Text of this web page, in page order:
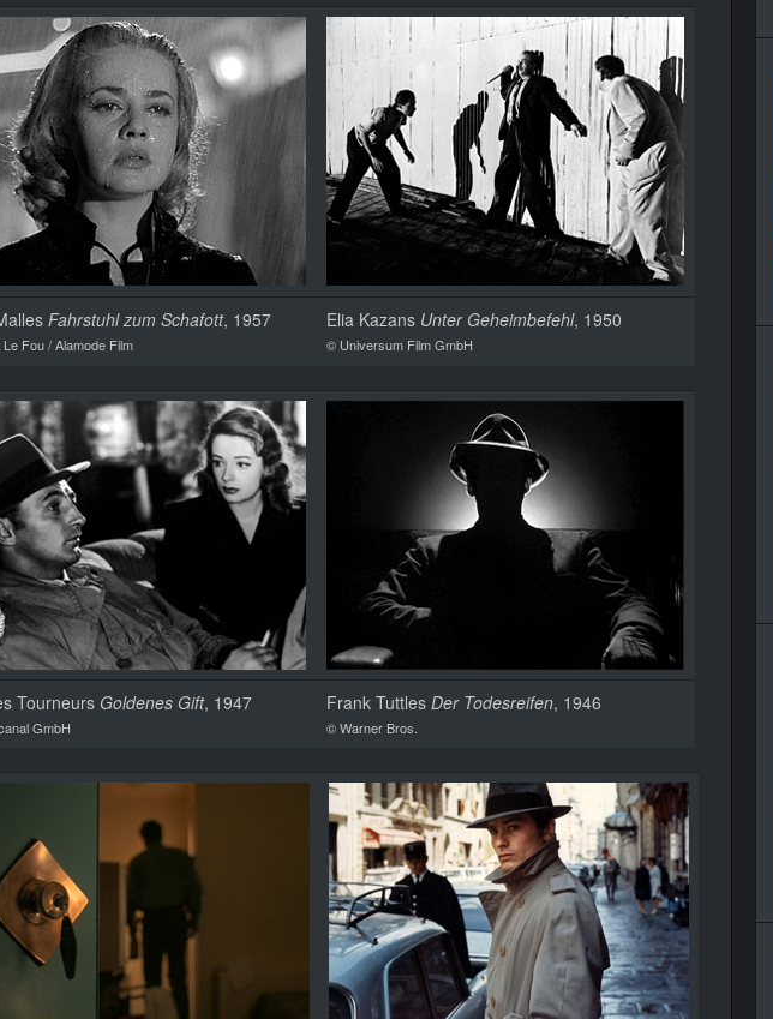
Fahrstuhl zum Schafott, 1957
Fou / Alamode Film
Elia Kazans Unter Geheimbefehl, 1950
© Universum Film GmbH
Tourneurs Goldenes Gift, 1947
GmbH
Frank Tuttles Der Todesreifen, 1946
© Warner Bros.